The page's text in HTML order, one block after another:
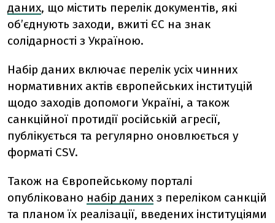
даних, що містить перелік документів, які
об’єднують заходи, вжиті ЄС на знак
солідарності з Україною.
Набір даних включає перелік усіх чинних
нормативних актів європейських інституцій
щодо заходів допомоги Україні, а також
санкційної протидії російській агресії,
публікується та регулярно оновлюється у
форматі CSV.
Також на Європейському порталі
опубліковано набір даних з переліком санкцій
та планом їх реалізації, введених інституціями